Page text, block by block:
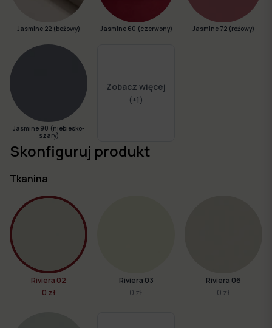
Jasmine 22 (beżowy) Jasmine 60 (czerwony) Jasmine 72 (różowy)
Jasmine 90 (niebiesko-
szary)
Zobacz więcej
(+1)
Skonfiguruj produkt
Tkanina
Riviera 02
0 zł
Riviera 03
0 zł
Riviera 06
0 zł